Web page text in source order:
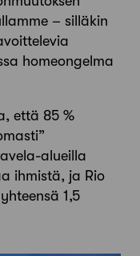
– silläkin
homeongelma
että 85 %
alueilla
ihmistä, ja Rio
1,5